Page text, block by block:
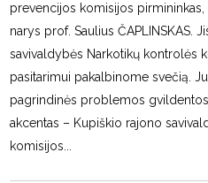
prevencijos komisijos
narys prof. Saulius ČAPLINSKAS.
savivaldybės Narkotikų kontrolės
pasitarimui pakalbinome svečią.
pagrindinės problemos
akcentas – Kupiškio rajono
komisijos